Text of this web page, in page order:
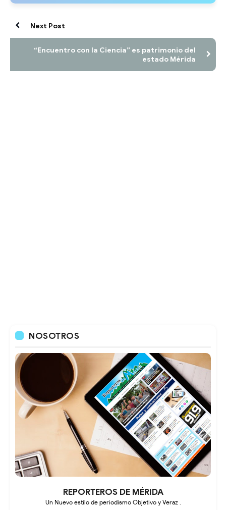
Next Post
“Encuentro con la Ciencia” es patrimonio del
estado Mérida
NOSOTROS
REPORTEROS DE MÉRIDA
Un Nuevo estilo de periodismo Objetivo y Veraz .